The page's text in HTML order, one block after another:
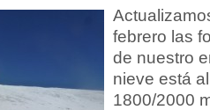
febrero las
de nuestro
nieve está
1800/2000